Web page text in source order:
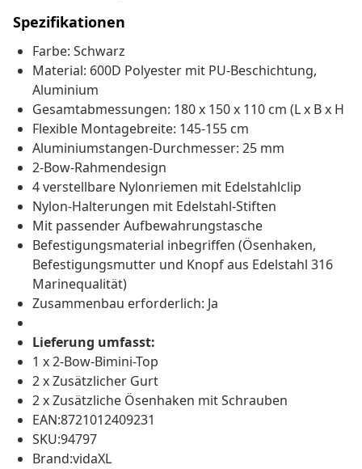
Spezifikationen
Farbe: Schwarz
Material: 600D Polyester mit PU-Beschichtung,
Aluminium
Gesamtabmessungen: 180 x 150 x 110 cm (L x B x H
Flexible Montagebreite: 145-155 cm
Aluminiumstangen-Durchmesser: 25 mm
2-Bow-Rahmendesign
4 verstellbare Nylonriemen mit Edelstahlclip
Nylon-Halterungen mit Edelstahl-Stiften
Mit passender Aufbewahrungstasche
Befestigungsmaterial inbegriffen (Ösenhaken,
Befestigungsmutter und Knopf aus Edelstahl 316
Marinequalität)
Zusammenbau erforderlich: Ja
Lieferung umfasst:
1 x 2-Bow-Bimini-Top
2 x Zusätzlicher Gurt
2 x Zusätzliche Ösenhaken mit Schrauben
EAN:8721012409231
SKU:94797
Brand:vidaXL